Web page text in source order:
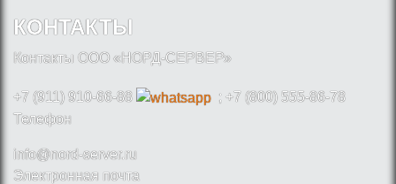
КОНТАКТЫ
Контакты ООО «НОРД-СЕРВЕР»
+7 (911) 910-66-88
; +7 (800) 555-86-78
Телефон
info@nord-server.ru
Электронная почта